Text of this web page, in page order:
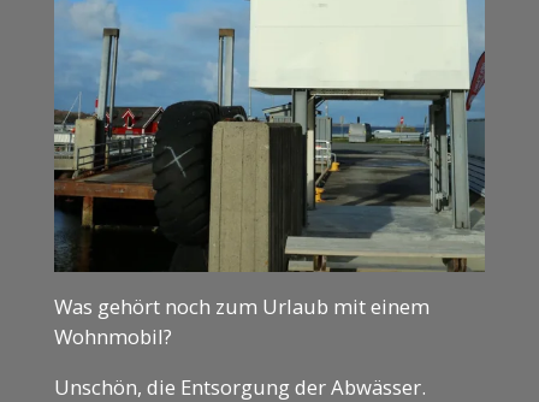
Was gehört noch zum Urlaub mit einem
Wohnmobil?
Unschön, die Entsorgung der Abwässer.